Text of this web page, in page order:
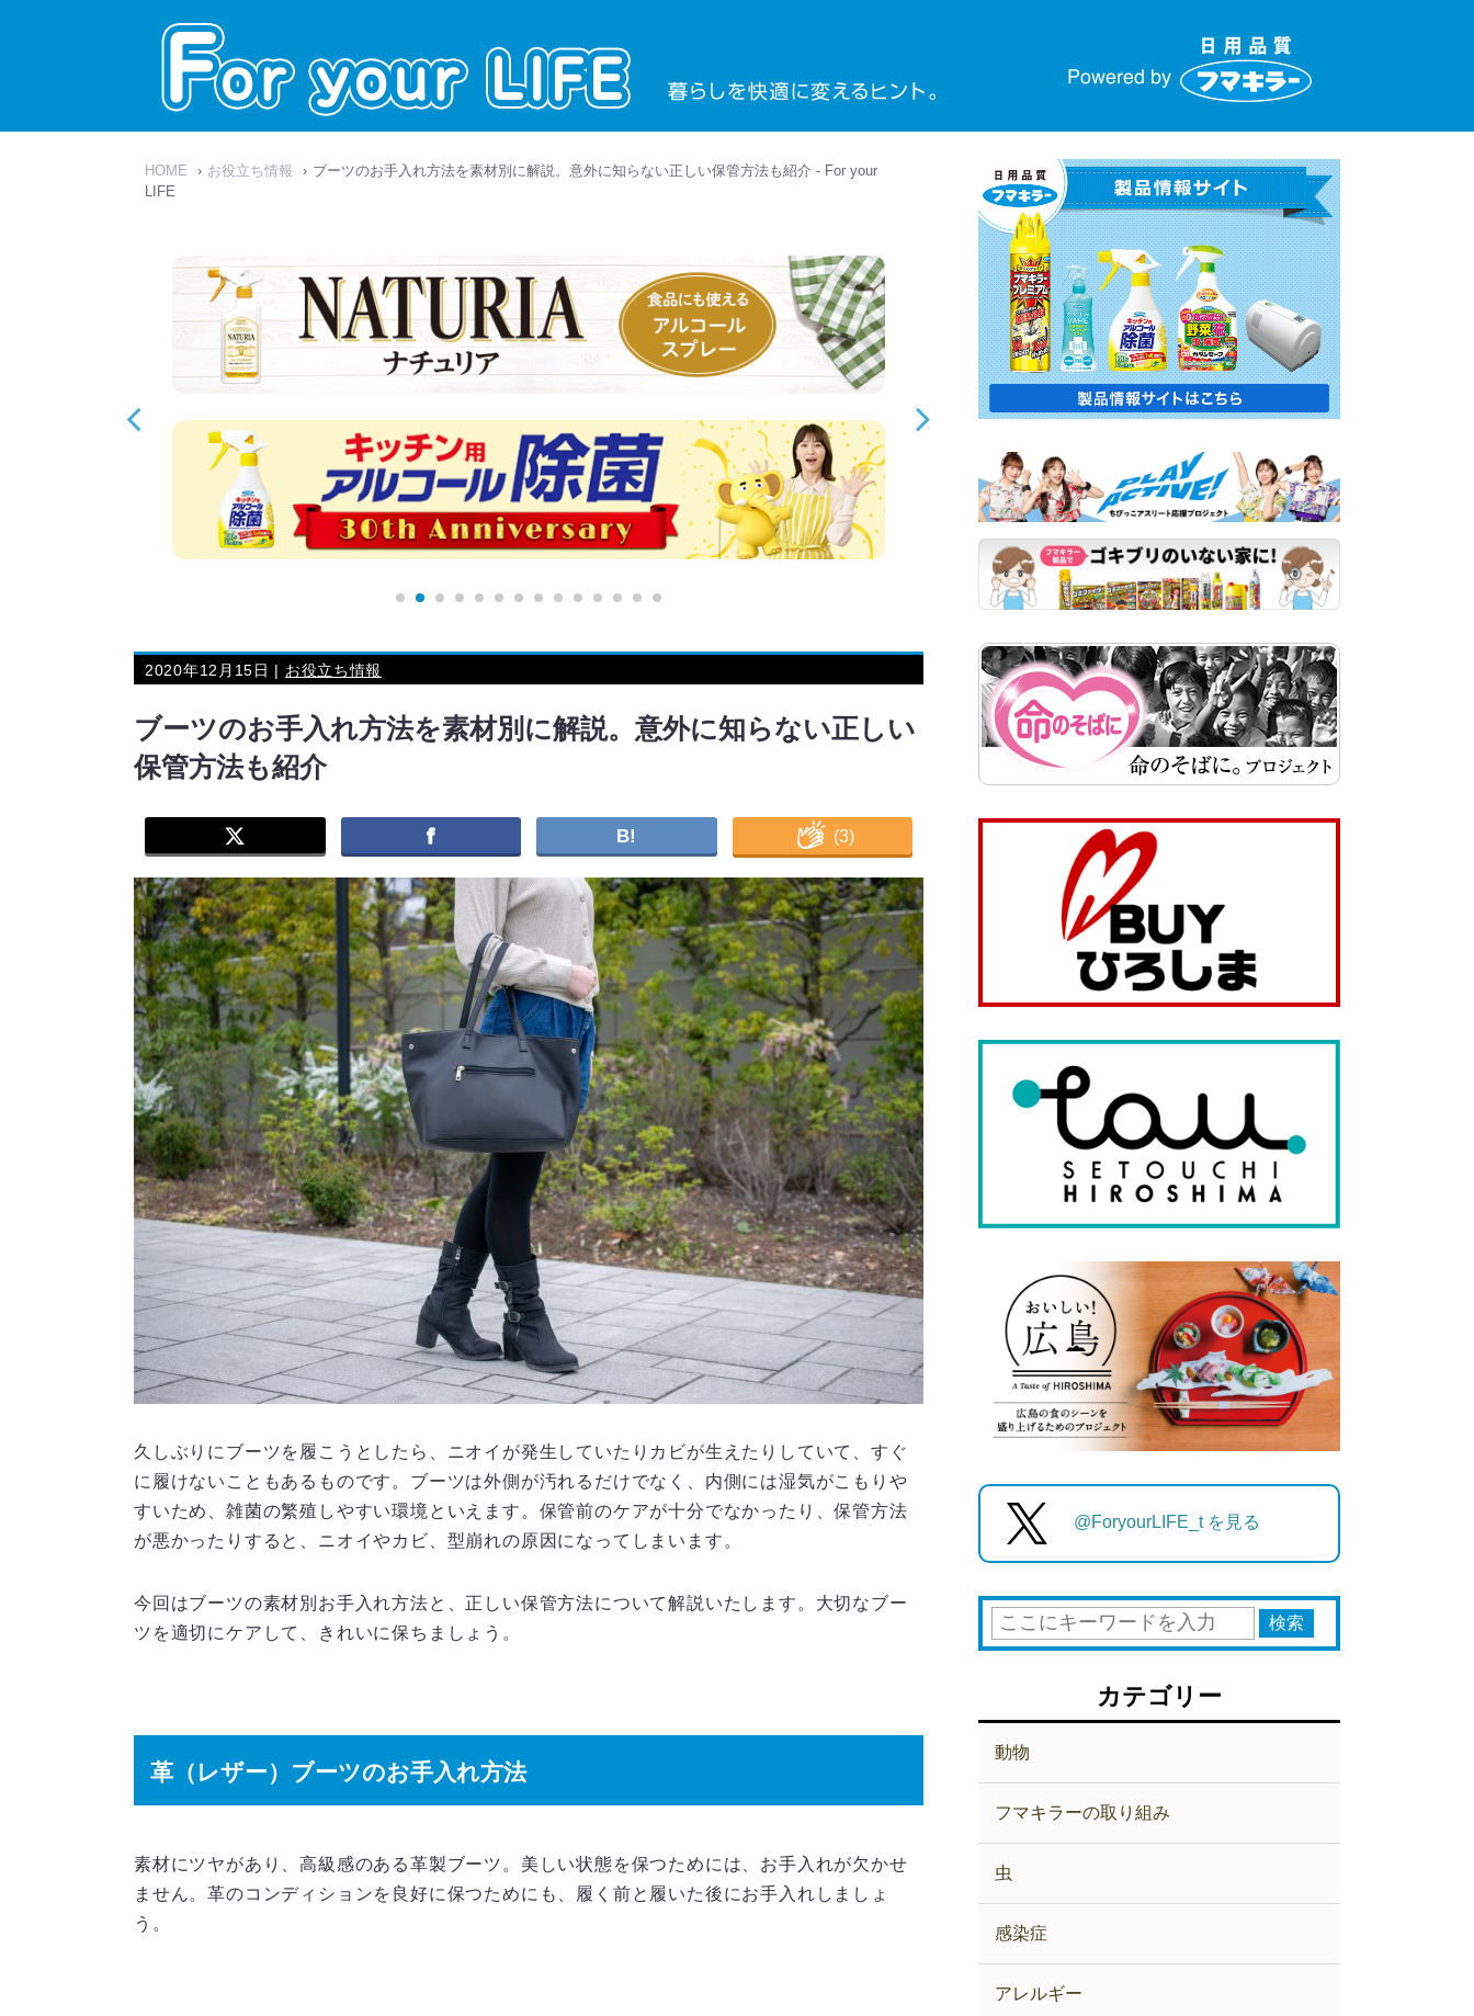
HOME › お役立ち情報 › ブーツのお手入れ方法を素材別に解説。意外に知らない正しい保管方法も紹介 - For your
LIFE
2020年12月15日 | お役立ち情報
ブーツのお手入れ方法を素材別に解説。意外に知らない正しい
保管方法も紹介
B! (3)
久しぶりにブーツを履こうとしたら、ニオイが発生していたりカビが生えたりしていて、すぐ
に履けないこともあるものです。ブーツは外側が汚れるだけでなく、内側には湿気がこもりや
すいため、雑菌の繁殖しやすい環境といえます。保管前のケアが十分でなかったり、保管方法
が悪かったりすると、ニオイやカビ、型崩れの原因になってしまいます。
今回はブーツの素材別お手入れ方法と、正しい保管方法について解説いたします。大切なブー
ツを適切にケアして、きれいに保ちましょう。
革（レザー）ブーツのお手入れ方法
素材にツヤがあり、高級感のある革製ブーツ。美しい状態を保つためには、お手入れが欠かせ
ません。革のコンディションを良好に保つためにも、履く前と履いた後にお手入れしましょ
う。
@ForyourLIFE_t を見る
カテゴリー
動物
フマキラーの取り組み
虫
感染症
アレルギー